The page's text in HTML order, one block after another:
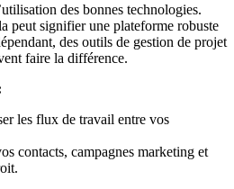
des bonnes technologies.
peut signifier une plateforme robuste
des outils de gestion de projet
faire la différence.
les flux de travail entre vos
contacts, campagnes marketing et